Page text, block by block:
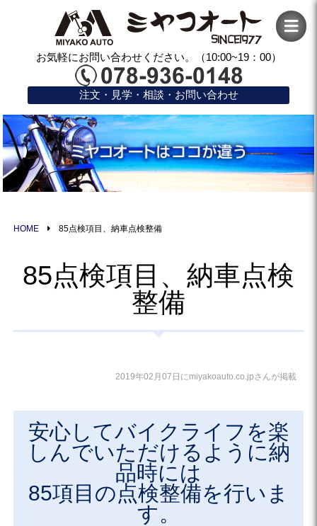
お気軽にお問い合わせください。（10:00~19：00）
注文・見学・相談・お問い合わせ
HOME 85点検項目、納車点検整備
85点検項目、納車点検
整備
2019年02月07日にmiyakoauto.co.jpさんが掲載
安心してバイクライフを楽
しんでいただけるように納
品時には
85項目の点検整備を行いま
す。